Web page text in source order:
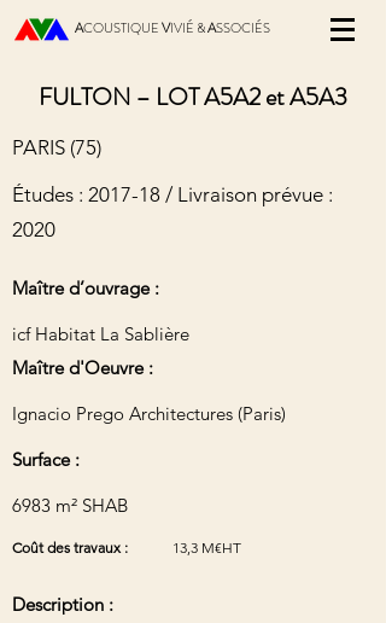
ACOUSTIQUEVIVIÉ &ASSOCIÉS
FULTON – LOT A5A2 et A5A3
PARIS (75)
Études : 2017-18 / Livraison prévue :
2020
Maître d’ouvrage :
icf Habitat La Sablière
Maître d'Oeuvre :
Ignacio Prego Architectures (Paris)
Surface :
6983 m² SHAB
Coût des travaux : 13,3 M€HT
Description :